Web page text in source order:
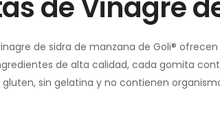
de sidra de manzana de Goli®
de alta calidad, cada gomita
gluten, sin gelatina y no contienen